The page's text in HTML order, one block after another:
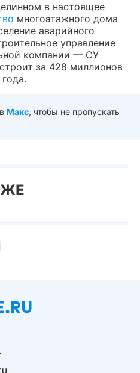
в настоящее
многоэтажного дома
аварийного
управление
компании — СУ
за 428 миллионов
Макс, чтобы не пропускать